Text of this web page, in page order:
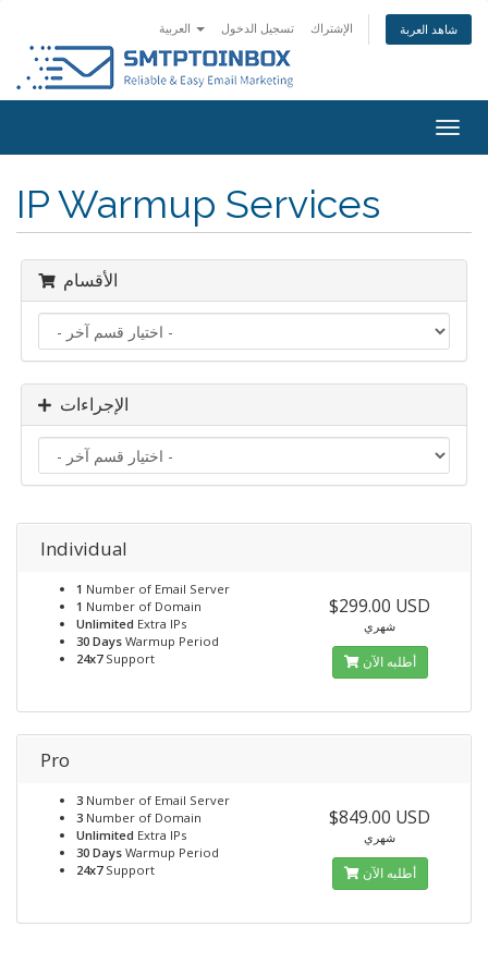
تسجيل الدخول الإشتراك شاهد العربة
IP Warmup Services
الأقسام
الإجراءات
Individual
1 Number of Email Server
1 Number of Domain
Unlimited Extra IPs
30 Days Warmup Period
24x7Support
$299.00 USD
شهري
أطلبه الآن
Pro
3 Number of Email Server
3 Number of Domain
Unlimited Extra IPs
30 Days Warmup Period
24x7Support
$849.00 USD
شهري
أطلبه الآن